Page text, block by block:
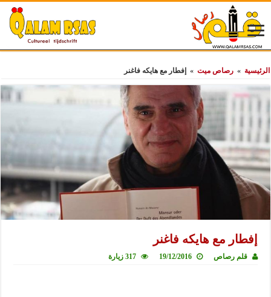
الرئيسية » رصاص ميت » إفطار مع هايكه فاغنر
إفطار مع هايكه فاغنر
قلم رصاص 19/12/2016 317 زيارة